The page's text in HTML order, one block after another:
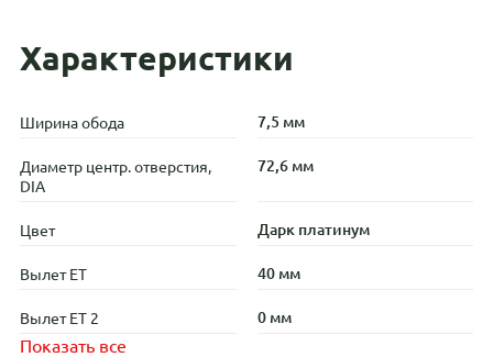
Характеристики
Ширина обода 7,5 мм
Диаметр центр. отверстия,
DIA
72,6 мм
Цвет Дарк платинум
Вылет ET 40 мм
Вылет ET 2 0 мм
Показать все